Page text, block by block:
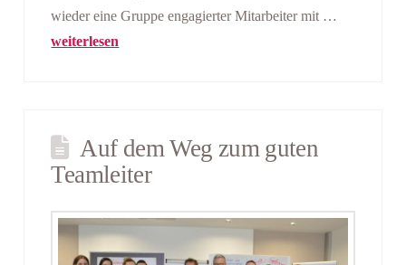
wieder eine Gruppe engagierter Mitarbeiter mit …
weiterlesen
Auf dem Weg zum guten
Teamleiter